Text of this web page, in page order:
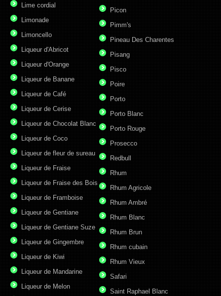
Lime cordial
Limonade
Limoncello
Liqueur d'Abricot
Liqueur d'Orange
Liqueur de Banane
Liqueur de Café
Liqueur de Cerise
Liqueur de Chocolat Blanc
Liqueur de Coco
Liqueur de fleur de sureau
Liqueur de Fraise
Liqueur de Fraise des Bois
Liqueur de Framboise
Liqueur de Gentiane
Liqueur de Gentiane Suze
Liqueur de Gingembre
Liqueur de Kiwi
Liqueur de Mandarine
Liqueur de Melon
Picon
Pimm's
Pineau Des Charentes
Pisang
Pisco
Poire
Porto
Porto Blanc
Porto Rouge
Prosecco
Redbull
Rhum
Rhum Agricole
Rhum Ambré
Rhum Blanc
Rhum Brun
Rhum cubain
Rhum Vieux
Safari
Saint Raphael Blanc